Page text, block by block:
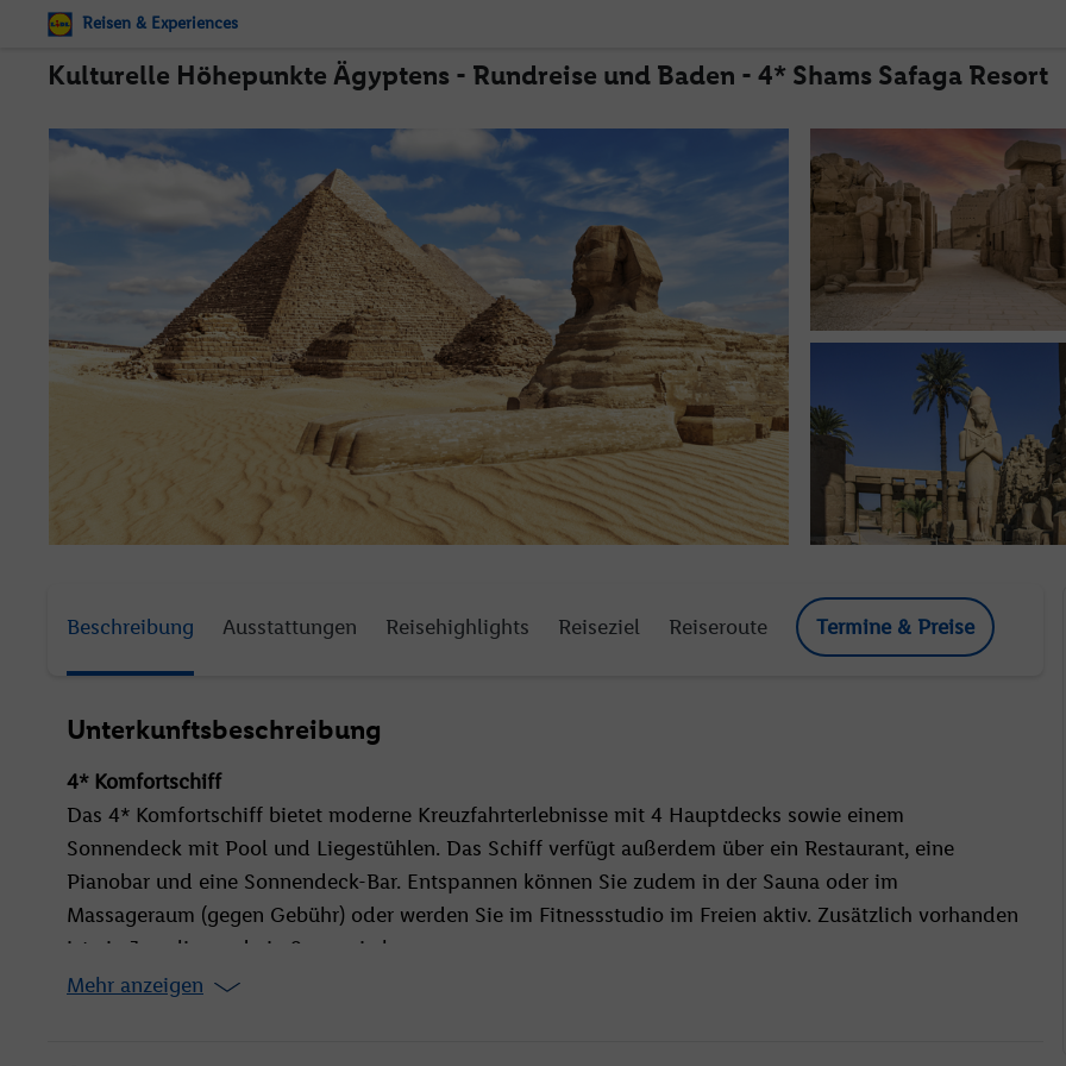
Reisen & Experiences
Kulturelle Höhepunkte Ägyptens - Rundreise und Baden - 4* Shams Safaga Resort
Beschreibung Ausstattungen Reisehighlights Reiseziel Reiseroute Termine & Preise
Unterkunftsbeschreibung
4* Komfortschiff
Das 4* Komfortschiff bietet moderne Kreuzfahrterlebnisse mit 4 Hauptdecks sowie einem
Sonnendeck mit Pool und Liegestühlen. Das Schiff verfügt außerdem über ein Restaurant, eine
Pianobar und eine Sonnendeck-Bar. Entspannen können Sie zudem in der Sauna oder im
Massageraum (gegen Gebühr) oder werden Sie im Fitnessstudio im Freien aktiv. Zusätzlich vorhanden
ist ein Juwelier und ein Souvenirshop.
Mehr anzeigen